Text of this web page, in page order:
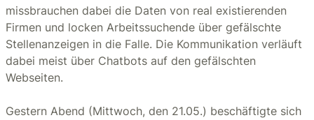
missbrauchen dabei die Daten von real existierenden
Firmen und locken Arbeitssuchende über gefälschte
Stellenanzeigen in die Falle. Die Kommunikation verläuft
dabei meist über Chatbots auf den gefälschten
Webseiten.
Gestern Abend (Mittwoch, den 21.05.) beschäftigte sich